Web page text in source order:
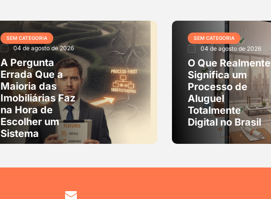
SEM CATEGORIA
04 de agosto de 2026
A Pergunta
Errada Que a
Maioria das
Imobiliárias Faz
na Hora de
Escolher um
Sistema
SEM CATEGORIA
04 de agosto de 2026
O Que Realmente
Significa um
Processo de
Aluguel
Totalmente
Digital no Brasil